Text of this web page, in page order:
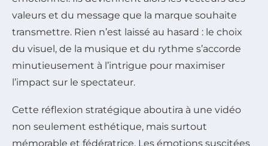
valeurs et du message que la marque souhaite
transmettre. Rien n’est laissé au hasard : le choix
du visuel, de la musique et du rythme s’accorde
minutieusement à l’intrigue pour maximiser
l’impact sur le spectateur.
Cette réflexion stratégique aboutira à une vidéo
non seulement esthétique, mais surtout
mémorable et fédératrice. Les émotions suscitées